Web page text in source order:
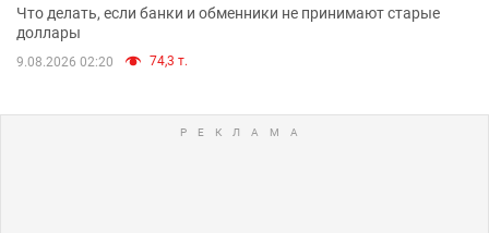
Что делать, если банки и обменники не принимают старые
доллары
9.08.2026 02:20 74,3 т.